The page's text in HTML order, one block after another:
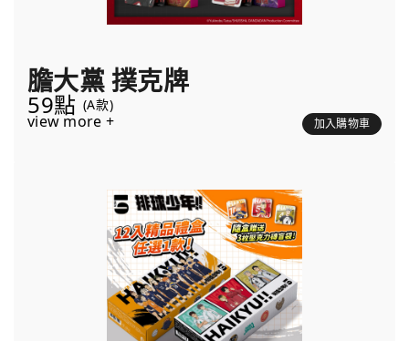
膽大黨 撲克牌
59點 (A款)
view more + 加入購物車